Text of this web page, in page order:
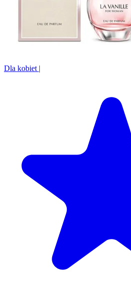
Dla kobiet |